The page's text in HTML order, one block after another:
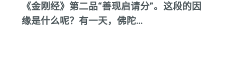
《金刚经》第二品“善现启请分”。这段的因
缘是什么呢？有一天，佛陀…